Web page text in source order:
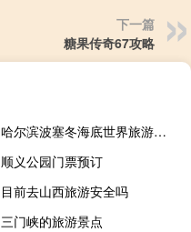
下一篇
糖果传奇67攻略
哈尔滨波塞冬海底世界旅游景点
顺义公园门票预订
目前去山西旅游安全吗
三门峡的旅游景点